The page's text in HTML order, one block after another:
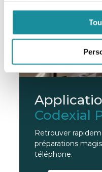
Codexial
Retrouver
préparations
téléphone.